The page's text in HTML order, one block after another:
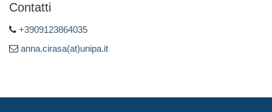
Contatti
+3909123864035
anna.cirasa(at)unipa.it